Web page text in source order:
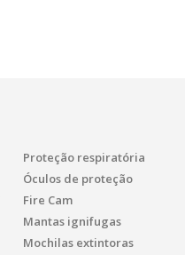
Proteção respiratória
Óculos de proteção
Fire Cam
Mantas ignifugas
Mochilas extintoras